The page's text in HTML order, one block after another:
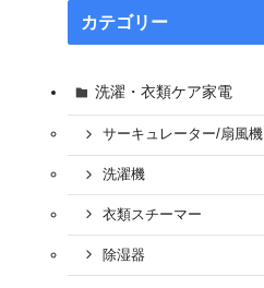
カテゴリー
洗濯・衣類ケア家電
サーキュレーター/扇風機
洗濯機
衣類スチーマー
除湿器